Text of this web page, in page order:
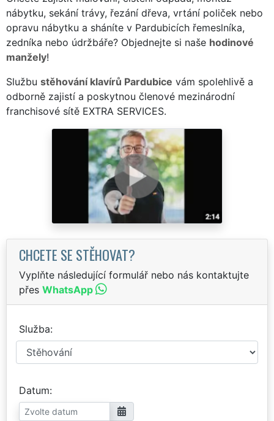
nábytku, sekání trávy, řezání dřeva, vrtání poliček nebo
opravu nábytku a sháníte v Pardubicích řemeslníka,
zedníka nebo údržbáře? Objednejte si naše hodinové
manžely!
Službu stěhování klavírů Pardubice vám spolehlivě a
odborně zajistí a poskytnou členové mezinárodní
franchisové sítě EXTRA SERVICES.
CHCETE SE STĚHOVAT?
Vyplňte následující formulář nebo nás kontaktujte
přes WhatsApp
Služba
Datum